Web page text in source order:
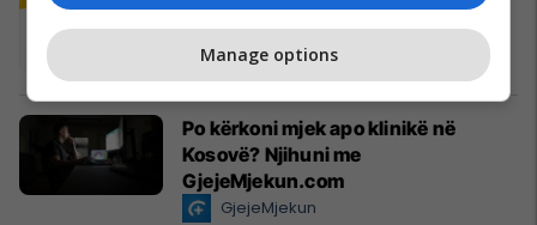
Plan B Creative rrit ndikimin e
biznesit tuaj online
Plan B
Po kërkoni mjek apo klinikë në
Kosovë? Njihuni me
GjejeMjekun.com
GjejeMjekun
Manage options